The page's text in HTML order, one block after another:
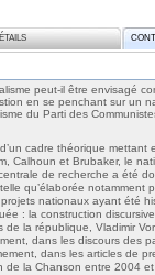
peut-il être envisagé
en se penchant sur un
du Parti des
cadre théorique mettant
Calhoun et Brubaker, le
de recherche a été
qu’élaborée notamment
nationaux ayant été
: la construction
de la république, Vladimir
dans les discours des
dans les articles de
de la Chanson entre 2004 et